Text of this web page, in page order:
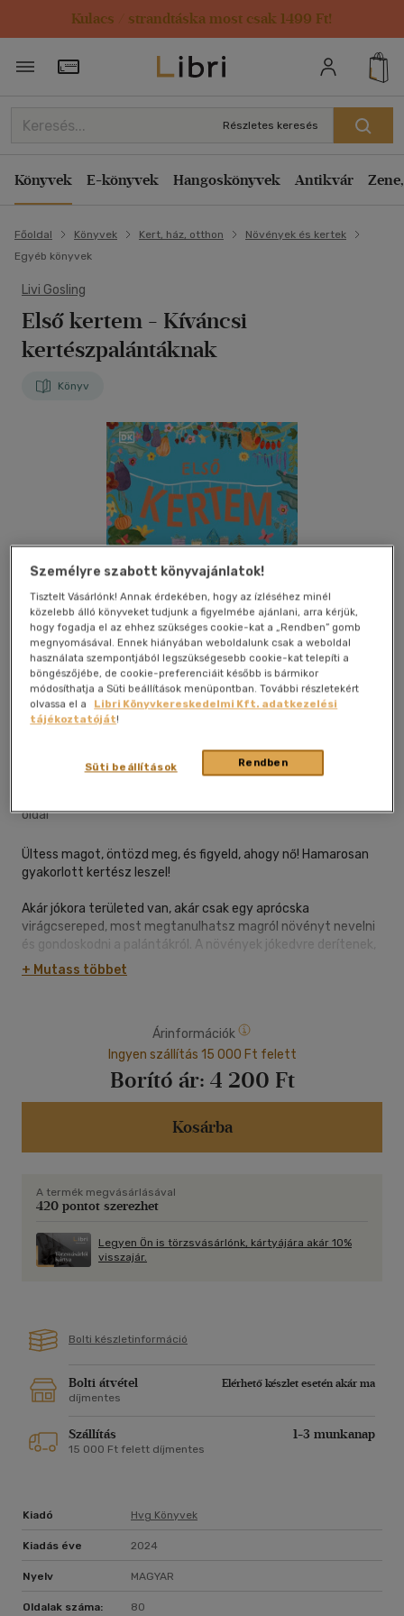
Kulacs / strandtáska most csak 1499 Ft!
Törzsvásárlói Kártya adatai
Részletes keresés
Könyvek E-könyvek Hangoskönyvek Antikvár
Főoldal Könyvek Kert, ház, otthon
Növények és kertek
Egyéb könyvek
Livi Gosling
Első kertem - Kíváncsi
kertészpalántáknak
Könyv
oldal
Ültess magot, öntözd meg, és figyeld, ahogy nő! Hamarosan
gyakorlott kertész leszel!
Akár jókora területed van, akár csak egy aprócska
virágcsereped, most megtanulhatsz magról növényt nevelni
és gondoskodni a palántákról. A növények jókedvre derítenek,
ráadásul zöldebb és szebb lesz általuk a környezeted.
5 éves kortól ajánljuk.
+ Mutass többet
Árinformációk
Ingyen szállítás 15 000 Ft felett
Borító ár: 4 200 Ft
Kosárba
A termék megvásárlásával
420 pontot szerezhet
Legyen Ön is törzsvásárlónk, kártyájára akár 10%
visszajár.
Bolti készletinformáció
Bolti átvétel
Elérhető készlet esetén akár ma
díjmentes
Szállítás 1-3 munkanap
15 000 Ft felett díjmentes
Kiadó Hvg Könyvek
Kiadás éve 2024
Nyelv MAGYAR
Oldalak száma: 80
Személyre szabott könyvajánlatok!
Tisztelt Vásárlónk! Annak érdekében, hogy az ízléséhez minél
közelebb álló könyveket tudjunk a figyelmébe ajánlani, arra kérjük,
hogy fogadja el az ehhez szükséges cookie-kat a „Rendben” gomb
megnyomásával. Ennek hiányában weboldalunk csak a weboldal
használata szempontjából legszükségesebb cookie-kat telepíti a
böngészőjébe, de cookie-preferenciáit később is bármikor
módosíthatja a Süti beállítások menüpontban. További részletekért
olvassa el a
Libri Könyvkereskedelmi Kft. adatkezelési
tájékoztatóját!
Rendben
Süti beállítások